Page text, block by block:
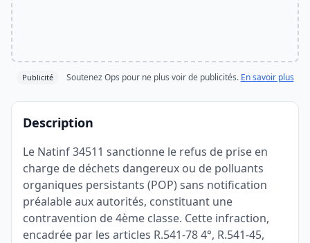
Publicité Soutenez Ops pour ne plus voir de publicités. En savoir plus
Description
Le Natinf 34511 sanctionne le refus de prise en
charge de déchets dangereux ou de polluants
organiques persistants (POP) sans notification
préalable aux autorités, constituant une
contravention de 4ème classe. Cette infraction,
encadrée par les articles R.541-78 4°, R.541-45,